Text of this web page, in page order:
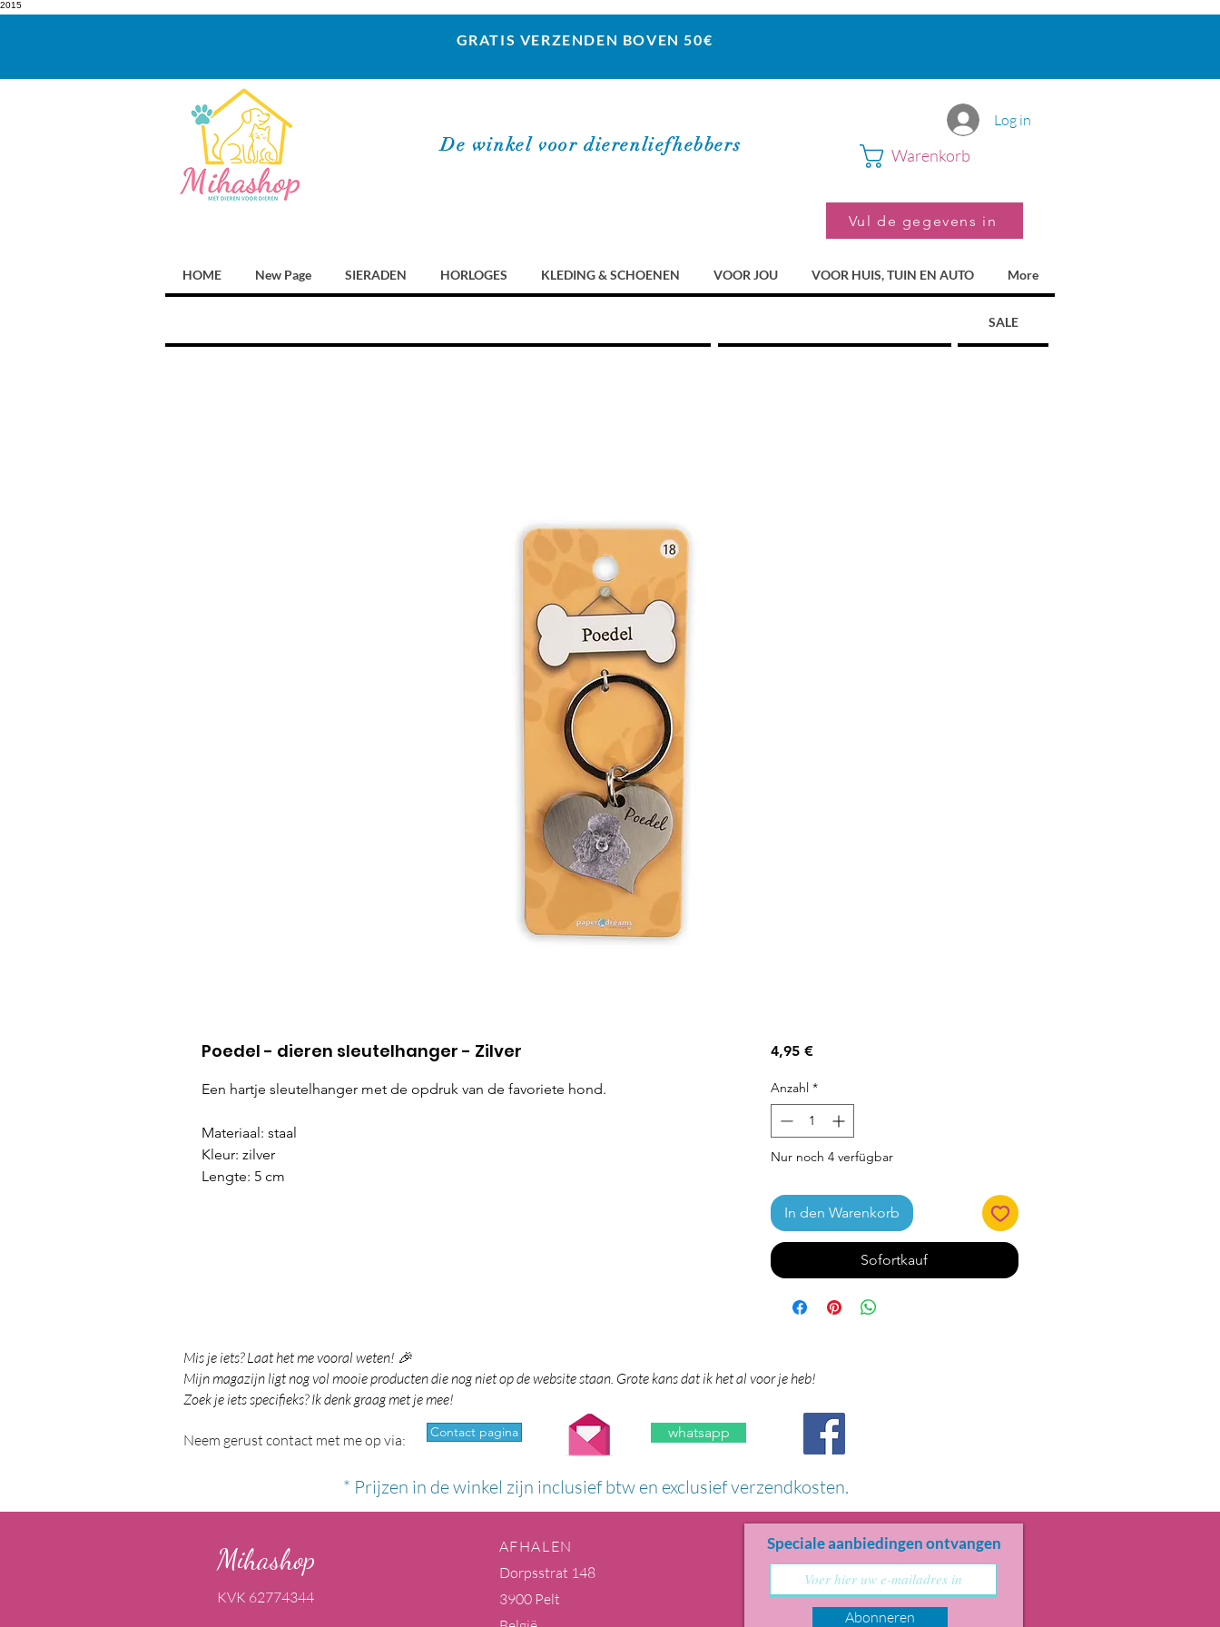
2015
GRATIS VERZENDEN BOVEN 50€
De winkel voor dierenliefhebbers
Log in
Warenkorb
Vul de gegevens in
HOME New Page SIERADEN HORLOGES KLEDING & SCHOENEN VOOR JOU VOOR HUIS, TUIN EN AUTO More
SALE
Poedel - dieren sleutelhanger - Zilver
Een hartje sleutelhanger met de opdruk van de favoriete hond.
Materiaal: staal
Kleur: zilver
Lengte: 5 cm
4,95 €Preis
Anzahl *
Nur noch 4 verfügbar
In den Warenkorb
Sofortkauf
Mis je iets? Laat het me vooral weten! 🎉
Mijn magazijn ligt nog vol mooie producten die nog niet op de website staan. Grote kans dat ik het al voor je heb!
Zoek je iets specifieks? Ik denk graag met je mee!
Neem gerust contact met me op via: Contact pagina whatsapp
* Prijzen in de winkel zijn inclusief btw en exclusief verzendkosten.
Mihashop
KVK 62774344
AFHALEN
Dorpsstrat 148
3900 Pelt
Speciale aanbiedingen ontvangen
Abonneren